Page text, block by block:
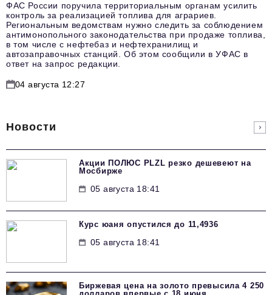
ФАС России поручила территориальным органам усилить
контроль за реализацией топлива для аграриев.
Региональным ведомствам нужно следить за соблюдением
антимонопольного законодательства при продаже топлива,
в том числе с нефтебаз и нефтехранилищ и
автозаправочных станций. Об этом сообщили в УФАС в
ответ на запрос редакции.
04 августа 12:27
Новости
Акции ПОЛЮС PLZL резко дешевеют на
Мосбирже
05 августа 18:41
Курс юаня опустился до 11,4936
05 августа 18:41
Биржевая цена на золото превысила 4 250